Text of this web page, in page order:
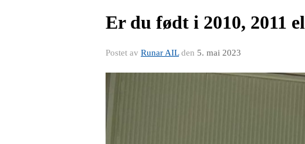
Er du født i 2010, 2011
Postet av Runar AILden 5. mai 2023